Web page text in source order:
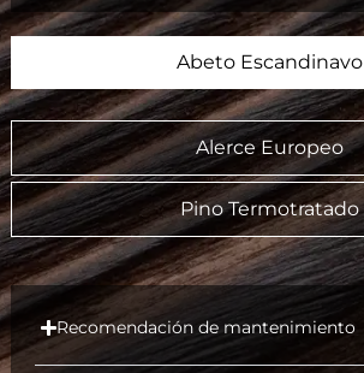
Abeto Escandinavo
Alerce Europeo
Pino Termotratado
Recomendación de mantenimiento